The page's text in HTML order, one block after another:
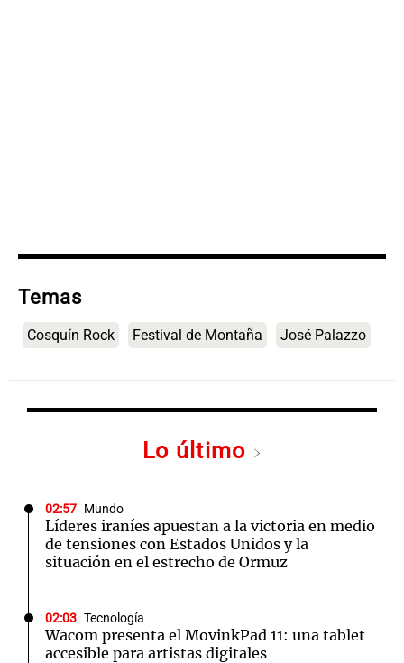
Temas
Cosquín Rock Festival de Montaña José Palazzo
Lo último
02:57 Mundo
Líderes iraníes apuestan a la victoria en medio
de tensiones con Estados Unidos y la
situación en el estrecho de Ormuz
02:03 Tecnología
Wacom presenta el MovinkPad 11: una tablet
accesible para artistas digitales